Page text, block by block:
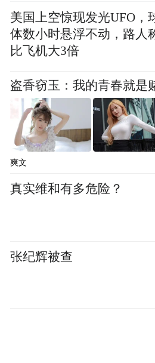
美国上空惊现发光UFO，
体数小时悬浮不动，路人
比飞机大3倍
盗香窃玉：我的青春就是
爽文
真实维和有多危险？
张纪辉被查